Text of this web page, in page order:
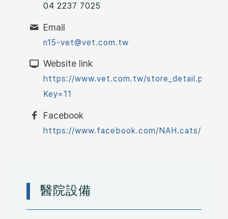
04 2237 7025
Email
n15-vet@vet.com.tw
Website link
https://www.vet.com.tw/store_detail.php?
Key=11
Facebook
https://www.facebook.com/NAH.cats/
醫院設備